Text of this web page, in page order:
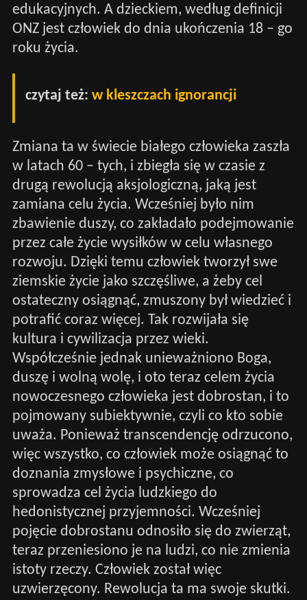
edukacyjnych. A dzieckiem, według definicji
ONZ jest człowiek do dnia ukończenia 18 – go
roku życia.
czytaj też:w kleszczach ignorancji
Zmiana ta w świecie białego człowieka zaszła
w latach 60 – tych, i zbiegła się w czasie z
drugą rewolucją aksjologiczną, jaką jest
zamiana celu życia. Wcześniej było nim
zbawienie duszy, co zakładało podejmowanie
przez całe życie wysiłków w celu własnego
rozwoju. Dzięki temu człowiek tworzył swe
ziemskie życie jako szczęśliwe, a żeby cel
ostateczny osiągnąć, zmuszony był wiedzieć i
potrafić coraz więcej. Tak rozwijała się
kultura i cywilizacja przez wieki.
Współcześnie jednak unieważniono Boga,
duszę i wolną wolę, i oto teraz celem życia
nowoczesnego człowieka jest dobrostan, i to
pojmowany subiektywnie, czyli co kto sobie
uważa. Ponieważ transcendencję odrzucono,
więc wszystko, co człowiek może osiągnąć to
doznania zmysłowe i psychiczne, co
sprowadza cel życia ludzkiego do
hedonistycznej przyjemności. Wcześniej
pojęcie dobrostanu odnosiło się do zwierząt,
teraz przeniesiono je na ludzi, co nie zmienia
istoty rzeczy. Człowiek został więc
uzwierzęcony. Rewolucja ta ma swoje skutki.